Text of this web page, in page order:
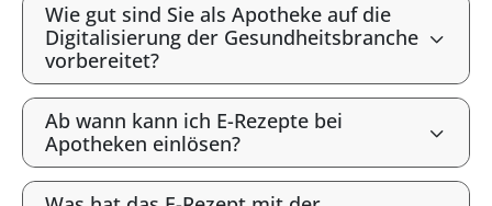
Wie gut sind Sie als Apotheke auf die
Digitalisierung der Gesundheitsbranche
vorbereitet?
Ab wann kann ich E-Rezepte bei
Apotheken einlösen?